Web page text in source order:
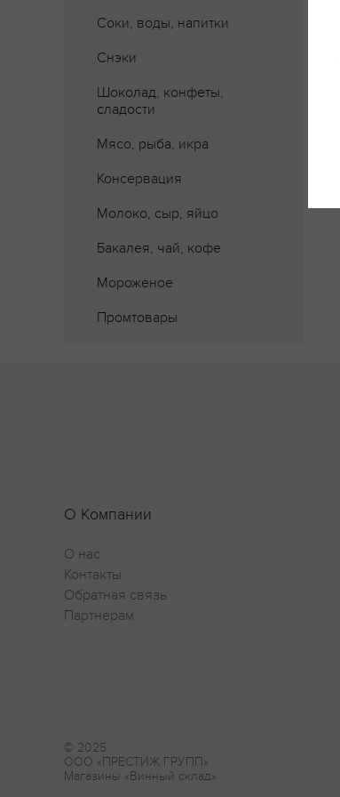
Соки, воды, напитки
Снэки
Шоколад, конфеты,
сладости
Мясо, рыба, икра
Консервация
Молоко, сыр, яйцо
Бакалея, чай, кофе
Мороженое
Промтовары
О Компании
О нас
Контакты
Обратная связь
Партнерам
© 2025
ООО «ПРЕСТИЖ ГРУПП»
Магазины «Винный склад»